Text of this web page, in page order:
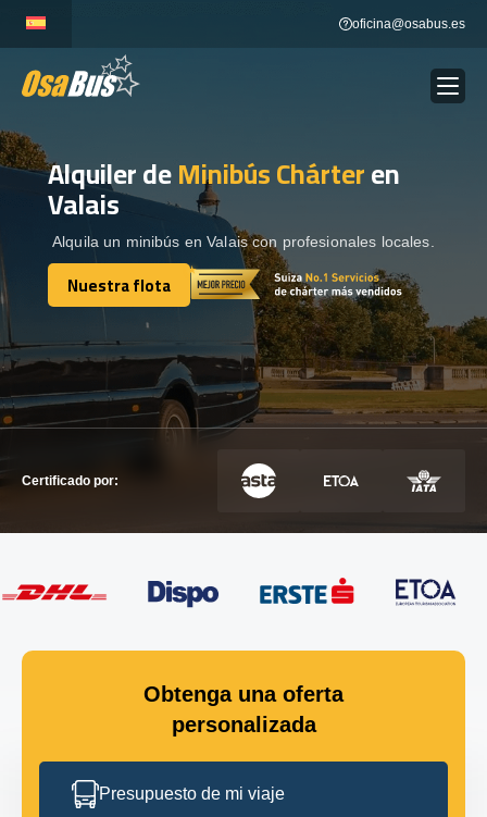
content
oficina@osabus.es
ALQUILER DE AUTOCARES Show dropdown
DESTINOS
RECORRIDAS Show dropdown
Alquiler deMinibús Chárteren
Valais
Alquila un minibús en Valais con profesionales locales.
Nuestra flota
Nuestra flota
Certificado por:
Obtenga una oferta
personalizada
Presupuesto de mi viaje